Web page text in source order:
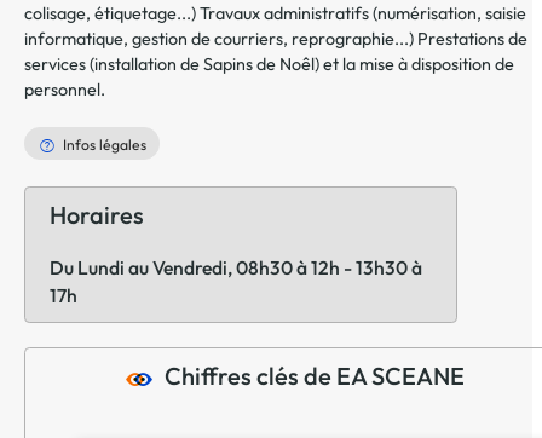
colisage, étiquetage...) Travaux administratifs (numérisation, saisie
informatique, gestion de courriers, reprographie...) Prestations de
services (installation de Sapins de Noêl) et la mise à disposition de
personnel.
Infos légales
Horaires
Du Lundi au Vendredi, 08h30 à 12h - 13h30 à
17h
Chiffres clés de EA SCEANE